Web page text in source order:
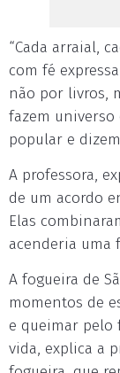
“Cada arraial,
com fé
não por livros,
fazem universo
popular e
A professora,
de um acordo
Elas
acenderia uma
A fogueira de
momentos de
e queimar pelo
vida, explica a